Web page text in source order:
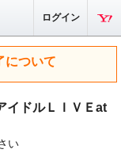
ログイン
について
イドルＬＩＶＥat
い